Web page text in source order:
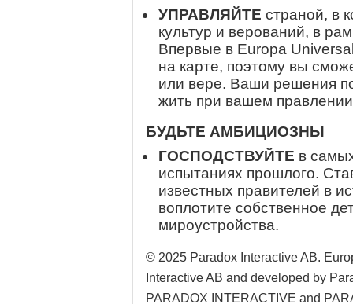
УПРАВЛЯЙТЕ страной, в
культур и верований, в
Впервые в Europa
на карте, поэтому вы
или вере. Ваши решения
жить при вашем
БУДЬТЕ АМБИЦИОЗНЫ
ГОСПОДСТВУЙТЕ в
испытаниях прошлого.
известных правителей в
воплотите собственное
мироустройства.
© 2025 Paradox Interactive AB.
Interactive AB and developed by
PARADOX INTERACTIVE and